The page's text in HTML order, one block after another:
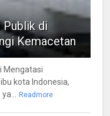
di
Kemacetan
Mengatasi
kota Indonesia,
Readmore